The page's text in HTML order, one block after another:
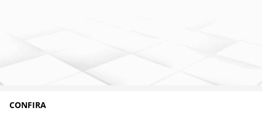
CONFIRA